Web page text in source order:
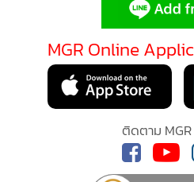
- ช่องอานม้า ทำลายอนุสาวรีย์คนขี่
- พื้นที่ซำแต ทหารราบ, รถถังตีต
- ช่องตาเฒ่า กัมพูชาใช้รถถัง 15 คั
- เขาพระวิหาร ตรึงกำลัง
- ภูมะเขือ เข้าตีแล้วยิงโต้ตอบกัน
- ช่องจอม โจมตีกันไปมา
- ปราสาทตาควาย กัมพูชาเพิ่มกำลั
- ปราสาทตาเมือนธม ไทยวางกำลั
MGR Online
ติดตาม
MGR Online ใช้คุกกี้ เพื่อจัดการ
ประสบการณ์คอนเทนต์ที่ดีที่สุดใ
แอพพลิเคชั่น เงื่อนไขการใช้งาน
ส่วนบุคคล
รับทร